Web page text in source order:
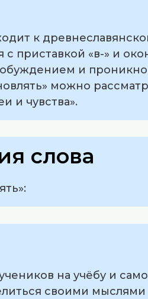
к
приставкой «в-» и
и
можно
и чувства».
слова
на учёбу и
своими